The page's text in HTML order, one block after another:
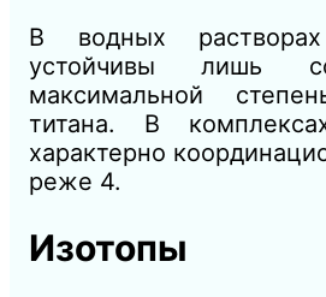
В водных
устойчивы лишь
максимальной
титана. В
характерно
реже 4.
Изотопы